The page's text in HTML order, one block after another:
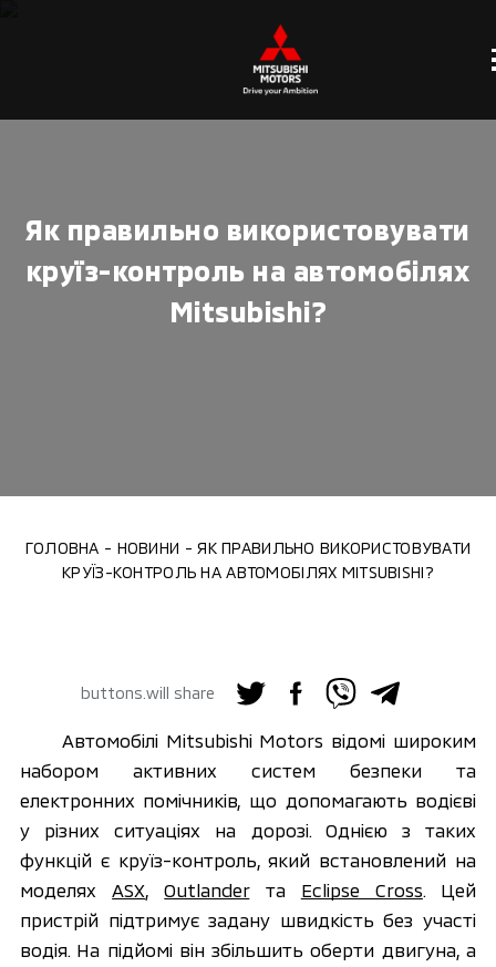
Як правильно використовувати
круїз-контроль на автомобілях
Mitsubishi?
ГОЛОВНА НОВИНИ
ЯК ПРАВИЛЬНО ВИКОРИСТОВУВАТИ
КРУЇЗ-КОНТРОЛЬ НА АВТОМОБІЛЯХ MITSUBISHI?
buttons.will share
Автомобілі Mitsubishi Motors відомі широким
набором активних систем безпеки та
електронних помічників, що допомагають водієві
у різних ситуаціях на дорозі. Однією з таких
функцій є круїз-контроль, який встановлений на
моделях ASX, Outlander та Eclipse Cross. Цей
пристрій підтримує задану швидкість без участі
водія. На підйомі він збільшить оберти двигуна, а